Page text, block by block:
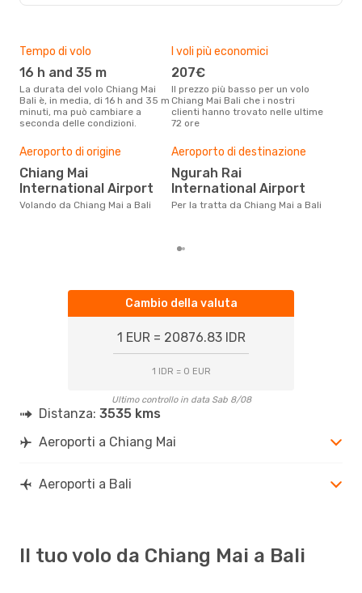
Tempo di volo
16 h and 35 m
La durata del volo Chiang Mai
Bali è, in media, di 16 h and 35 m
minuti, ma può cambiare a
seconda delle condizioni.
I voli più economici
207€
Il prezzo più basso per un volo
Chiang Mai Bali che i nostri
clienti hanno trovato nelle ultime
72 ore
Aeroporto di origine
Chiang Mai
International Airport
Volando da Chiang Mai a Bali
Aeroporto di destinazione
Ngurah Rai
International Airport
Per la tratta da Chiang Mai a Bali
Cambio della valuta
1 EUR = 20876.83 IDR
1 IDR = 0 EUR
Ultimo controllo in data Sab 8/08
Distanza: 3535 kms
Aeroporti a Chiang Mai
Aeroporti a Bali
Il tuo volo da Chiang Mai a Bali